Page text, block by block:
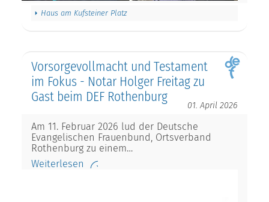
Haus am Kufsteiner Platz
Vorsorgevollmacht und Testament
im Fokus - Notar Holger Freitag zu
Gast beim DEF Rothenburg
01. April 2026
Am 11. Februar 2026 lud der Deutsche
Evangelischen Frauenbund, Ortsverband
Rothenburg zu einem…
Weiterlesen